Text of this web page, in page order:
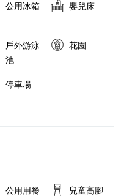
公用冰箱 嬰兒床
戶外游泳
池
花園
停車場
公用用餐
兒童高腳